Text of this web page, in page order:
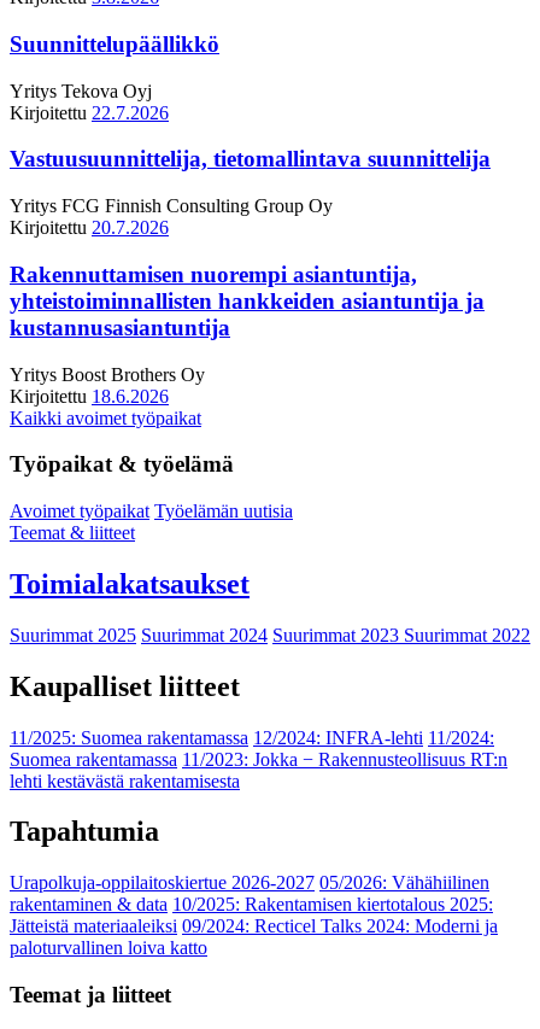
Suunnittelupäällikkö
Yritys Tekova Oyj
Kirjoitettu 22.7.2026
Vastuusuunnittelija, tietomallintava suunnittelija
Yritys FCG Finnish Consulting Group Oy
Kirjoitettu 20.7.2026
Rakennuttamisen nuorempi asiantuntija,
yhteistoiminnallisten hankkeiden asiantuntija ja
kustannusasiantuntija
Yritys Boost Brothers Oy
Kirjoitettu 18.6.2026
Kaikki avoimet työpaikat
Työpaikat & työelämä
Avoimet työpaikat Työelämän uutisia
Teemat & liitteet
Toimialakatsaukset
Suurimmat 2025 Suurimmat 2024 Suurimmat 2023 Suurimmat 2022
Kaupalliset liitteet
11/2025: Suomea rakentamassa 12/2024: INFRA-lehti 11/2024:
Suomea rakentamassa 11/2023: Jokka − Rakennusteollisuus RT:n
lehti kestävästä rakentamisesta
Tapahtumia
Urapolkuja-oppilaitoskiertue 2026-2027 05/2026: Vähähiilinen
rakentaminen & data 10/2025: Rakentamisen kiertotalous 2025:
Jätteistä materiaaleiksi 09/2024: Recticel Talks 2024: Moderni ja
paloturvallinen loiva katto
Teemat ja liitteet